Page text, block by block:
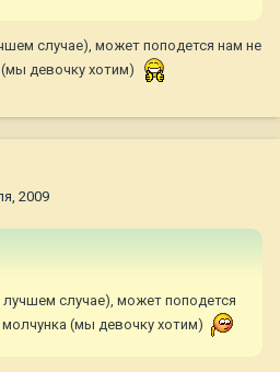
случае), может поподется нам не
девочку хотим)
2009
случае), может поподется
(мы девочку хотим)